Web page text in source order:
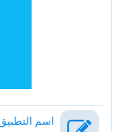
اسم